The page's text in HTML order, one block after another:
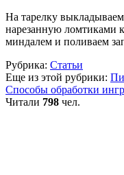
На тарелку
нарезанную ломтиками
миндалем и поливаем
Рубрика: Статьи
Еще из этой рубрики:
Способы обработки
Читали 798 чел.